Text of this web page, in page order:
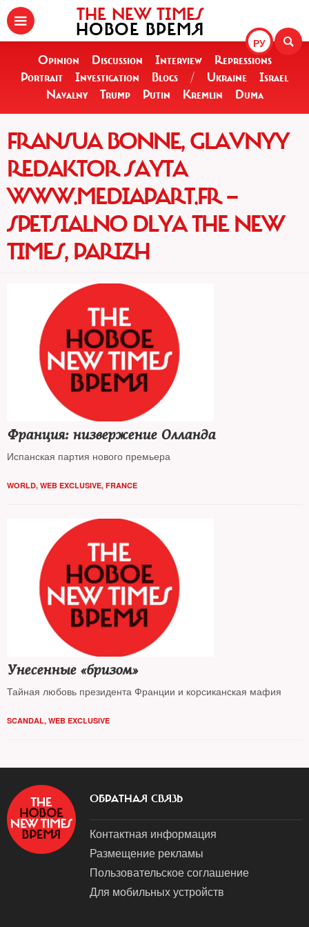
РУ
THE NEW TIMES
НОВОЕ ВРЕМЯ
Opinion Discussion Interview
Repressions
Portrait
Investigation Blogs / Ukraine
Israel
Navalny
Trump Putin Kremlin Duma
FRANSUA BONNE, GLAVNYY
REDAKTOR SAYTA
WWW.MEDIAPART.FR —
SPETSIALNO DLYA THE NEW
TIMES, PARIZH
Франция: низвержение Олланда
Испанская партия нового премьера
WORLD, WEB EXCLUSIVE, FRANCE
Унесенные «бризом»
Тайная любовь президента Франции и корсиканская мафия
SCANDAL, WEB EXCLUSIVE
ОБРАТНАЯ СВЯЗЬ
Контактная информация
Размещение рекламы
Пользовательское соглашение
Для мобильных устройств